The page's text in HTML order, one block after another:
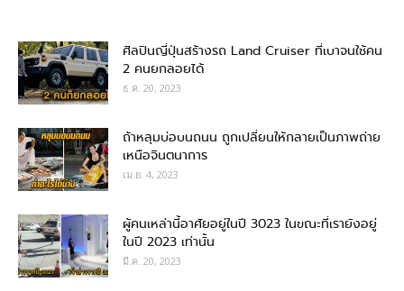
ศิลปินญี่ปุ่นสร้างรถ Land Cruiser ที่เบาจนใช้คน
2 คนยกลอยได้
ธ.ค. 20, 2023
ถ้าหลุมบ่อบนถนน ถูกเปลี่ยนให้กลายเป็นภาพถ่าย
เหนือจินตนาการ
เม.ย. 4, 2023
ผู้คนเหล่านี้อาศัยอยู่ในปี 3023 ในขณะที่เรายังอยู่
ในปี 2023 เท่านั้น
มี.ค. 20, 2023